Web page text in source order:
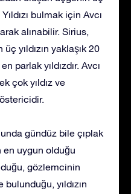
bulmak için Avcı
alınabilir. Sirius,
üç yıldızın yaklaşık 20
parlak yıldızdır. Avcı
çok yıldız ve
gündüz bile çıplak
en uygun olduğu
gözlemcinin
yıldızın